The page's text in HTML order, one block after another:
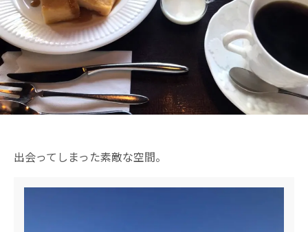
出会ってしまった素敵な空間。